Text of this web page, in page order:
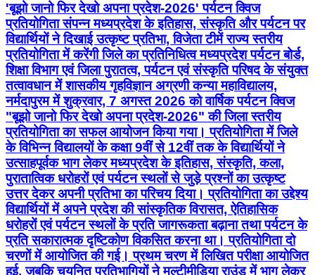
'बूझो जानो फिर देखो अपना प्रदेश-2026' पर्यटन क्विज
प्रतियोगिता संपन्न मध्यप्रदेश के इतिहास, संस्कृति और पर्यटन पर
विद्यार्थियों ने दिखाई उत्कृष्ट प्रतिभा, विजेता टीमें राज्य स्तरीय
प्रतियोगिता में करेंगी जिले का प्रतिनिधित्व मध्यप्रदेश पर्यटन बोर्ड,
शिक्षा विभाग एवं जिला पुरातत्व, पर्यटन एवं संस्कृति परिषद के संयुक्त
तत्वावधान में शासकीय गृहविज्ञान अग्रणी कन्या महाविद्यालय,
नर्मदापुरम में शुक्रवार, 7 अगस्त 2026 को वार्षिक पर्यटन क्विज
"बूझो जानो फिर देखो अपना प्रदेश-2026" की जिला स्तरीय
प्रतियोगिता का सफल आयोजन किया गया। प्रतियोगिता में जिले
के विभिन्न विद्यालयों के कक्षा 9वीं से 12वीं तक के विद्यार्थियों ने
उत्साहपूर्वक भाग लेकर मध्यप्रदेश के इतिहास, संस्कृति, कला,
पुरातात्विक धरोहरों एवं पर्यटन स्थलों से जुड़े प्रश्नों का उत्कृष्ट
उत्तर देकर अपनी प्रतिभा का परिचय दिया। प्रतियोगिता का उद्देश्य
विद्यार्थियों में अपने प्रदेश की सांस्कृतिक विरासत, ऐतिहासिक
धरोहरों एवं पर्यटन स्थलों के प्रति जागरूकता बढ़ाना तथा पर्यटन के
प्रति सकारात्मक दृष्टिकोण विकसित करना था। प्रतियोगिता दो
चरणों में आयोजित की गई। प्रथम चरण में लिखित परीक्षा आयोजित
हुई, जबकि चयनित प्रतिभागियों ने मल्टीमीडिया राउंड में भाग लेकर